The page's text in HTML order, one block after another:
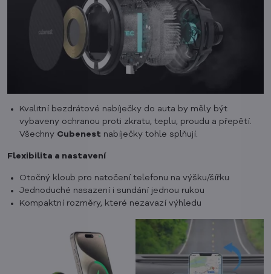
Kvalitní bezdrátové nabíječky do auta by měly být
vybaveny ochranou proti zkratu, teplu, proudu a přepětí.
Všechny Cubenest nabíječky tohle splňují.
Flexibilita a nastavení
Otočný kloub pro natočení telefonu na výšku/šířku
Jednoduché nasazení i sundání jednou rukou
Kompaktní rozměry, které nezavazí výhledu